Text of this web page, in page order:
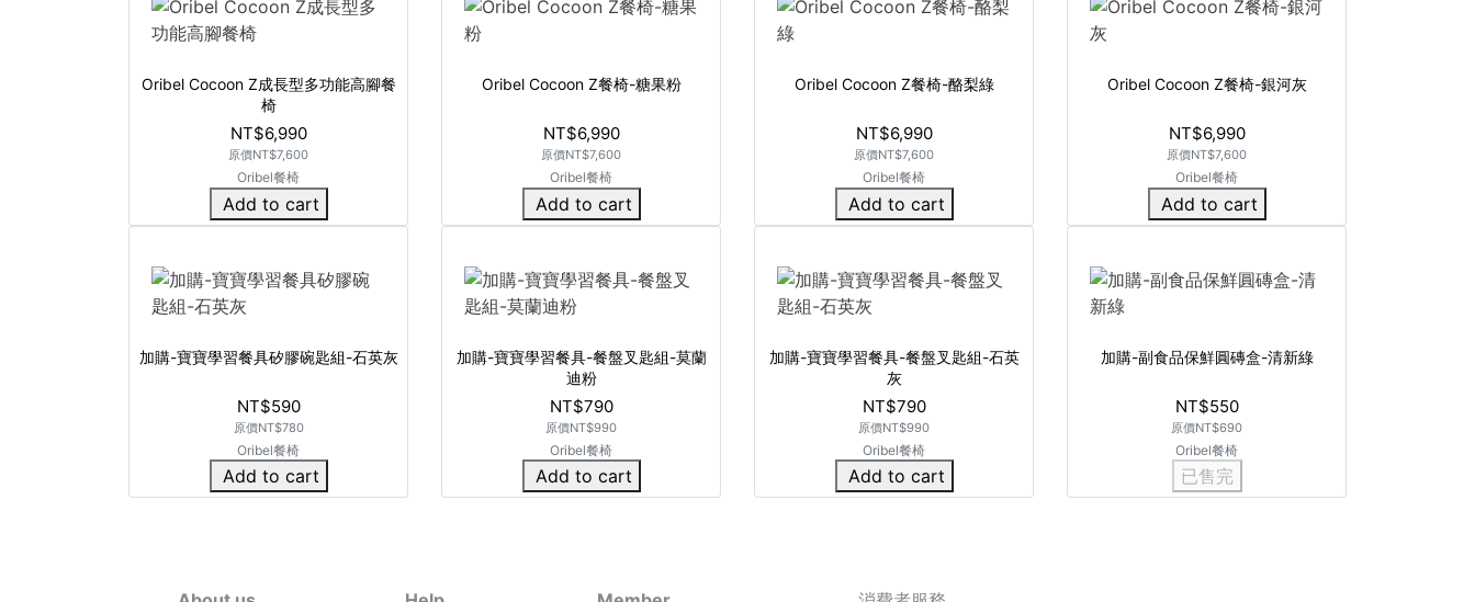
Oribel Cocoon Z成長型多功能高腳餐
椅
NT$6,990
原價NT$7,600
Oribel餐椅
Add to cart
Oribel Cocoon Z餐椅-糖果粉
NT$6,990
原價NT$7,600
Oribel餐椅
Add to cart
Oribel Cocoon Z餐椅-酪梨綠
NT$6,990
原價NT$7,600
Oribel餐椅
Add to cart
Oribel Cocoon Z餐椅-銀河灰
NT$6,990
原價NT$7,600
Oribel餐椅
Add to cart
加購-寶寶學習餐具矽膠碗匙組-石英灰
NT$590
原價NT$780
Oribel餐椅
Add to cart
加購-寶寶學習餐具-餐盤叉匙組-莫蘭
迪粉
NT$790
原價NT$990
Oribel餐椅
Add to cart
加購-寶寶學習餐具-餐盤叉匙組-石英
灰
NT$790
原價NT$990
Oribel餐椅
Add to cart
加購-副食品保鮮圓磚盒-清新綠
NT$550
原價NT$690
Oribel餐椅
已售完